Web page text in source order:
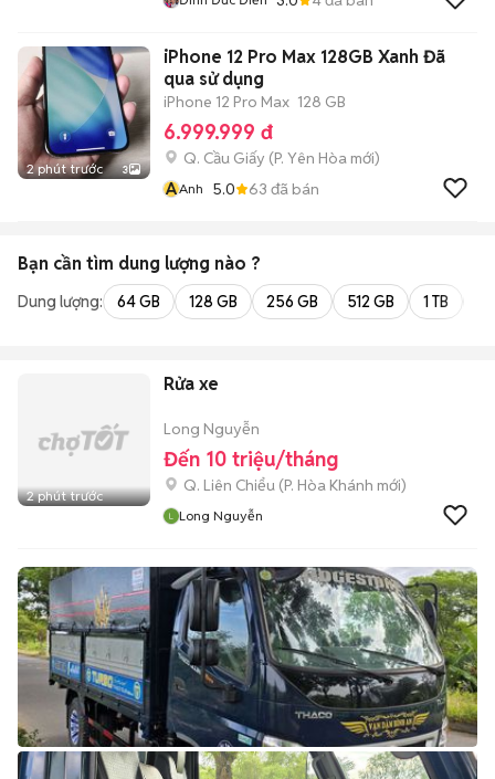
2 phút trước 3
iPhone 12 Pro Max 128GB Xanh Đã
qua sử dụng
iPhone 12 Pro Max 128 GB
6.999.999 đ
Q. Cầu Giấy (P. Yên Hòa mới)
AAnh 5.0 63 đã bán
Bạn cần tìm dung lượng nào ?
Dung lượng: 64 GB 128 GB 256 GB 512 GB 1 TB
2 phút trước
Rửa xe
Long Nguyễn
Đến 10 triệu/tháng
Q. Liên Chiểu (P. Hòa Khánh mới)
Long Nguyễn